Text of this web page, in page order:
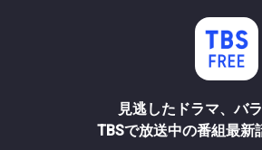
見逃したドラマ、バ
TBSで放送中の番組最新